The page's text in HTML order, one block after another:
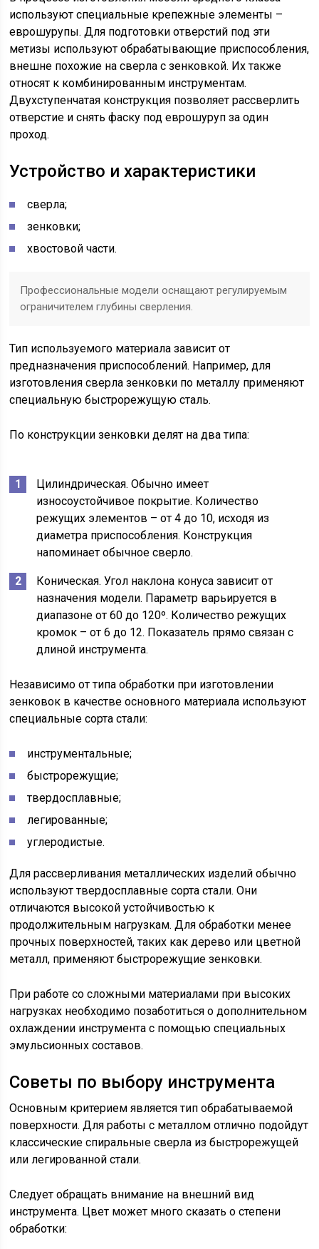
используют специальные крепежные элементы –
еврошурупы. Для подготовки отверстий под эти
метизы используют обрабатывающие приспособления,
внешне похожие на сверла с зенковкой. Их также
относят к комбинированным инструментам.
Двухступенчатая конструкция позволяет рассверлить
отверстие и снять фаску под еврошуруп за один
проход.
Устройство и характеристики
сверла;
зенковки;
хвостовой части.
Профессиональные модели оснащают регулируемым
ограничителем глубины сверления.
Тип используемого материала зависит от
предназначения приспособлений. Например, для
изготовления сверла зенковки по металлу применяют
специальную быстрорежущую сталь.
По конструкции зенковки делят на два типа:
Цилиндрическая. Обычно имеет
износоустойчивое покрытие. Количество
режущих элементов – от 4 до 10, исходя из
диаметра приспособления. Конструкция
напоминает обычное сверло.
Коническая. Угол наклона конуса зависит от
назначения модели. Параметр варьируется в
диапазоне от 60 до 120º. Количество режущих
кромок – от 6 до 12. Показатель прямо связан с
длиной инструмента.
Независимо от типа обработки при изготовлении
зенковок в качестве основного материала используют
специальные сорта стали:
инструментальные;
быстрорежущие;
твердосплавные;
легированные;
углеродистые.
Для рассверливания металлических изделий обычно
используют твердосплавные сорта стали. Они
отличаются высокой устойчивостью к
продолжительным нагрузкам. Для обработки менее
прочных поверхностей, таких как дерево или цветной
металл, применяют быстрорежущие зенковки.
При работе со сложными материалами при высоких
нагрузках необходимо позаботиться о дополнительном
охлаждении инструмента с помощью специальных
эмульсионных составов.
Советы по выбору инструмента
Основным критерием является тип обрабатываемой
поверхности. Для работы с металлом отлично подойдут
классические спиральные сверла из быстрорежущей
или легированной стали.
Следует обращать внимание на внешний вид
инструмента. Цвет может много сказать о степени
обработки: